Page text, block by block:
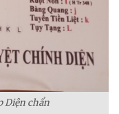
Diện chẩn